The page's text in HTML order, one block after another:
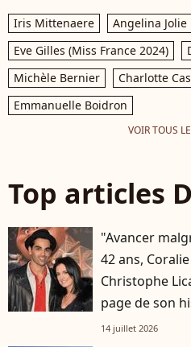
Iris Mittenaere
Angelina Jolie
Eve Gilles (Miss France 2024)
Michèle Bernier
Charlotte
Emmanuelle Boidron
VOIR TOUS
Top articles
"Avancer
42 ans,
Christophe
page de son
14 juillet 2026